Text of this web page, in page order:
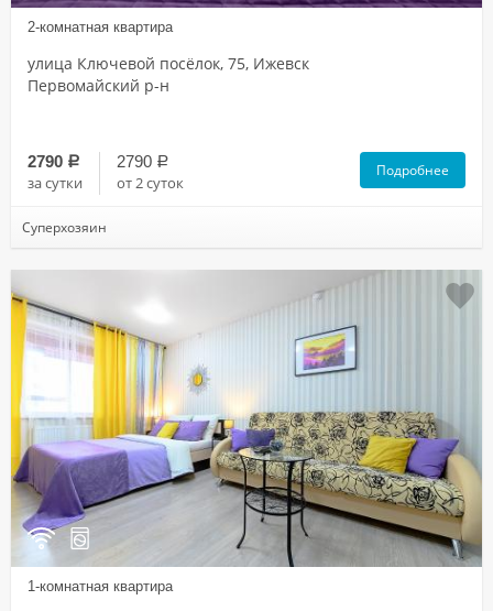
2-комнатная квартира
улица Ключевой посёлок, 75, Ижевск
Первомайский р-н
2790 a
за сутки
2790 a
от 2 суток
Подробнее
Суперхозяин
1-комнатная квартира